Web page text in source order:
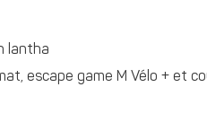
lantha
escape game M Vélo + et